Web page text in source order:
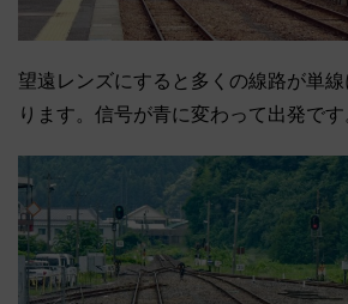
望遠レンズにすると多くの線路が単
ります。信号が青に変わって出発です